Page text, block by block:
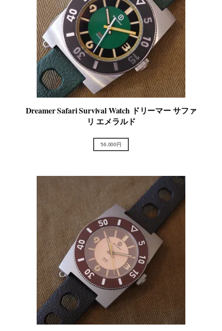
Dreamer Safari Survival Watch ドリーマー サファ
リ エメラルド
56,000円